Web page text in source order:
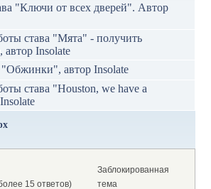
"Ключи от всех дверей". Автор
става "Мята" - получить
Insolate
автор Insolate
става "Houston, we have a
15 ответов)
Заблокированная
тема